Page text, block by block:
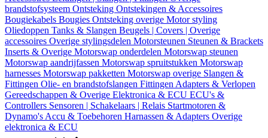
brandstofsysteem Ontsteking Ontstekingen & Accessoires
Bougiekabels Bougies Ontsteking overige Motor styling
Oliedoppen Tanks & Slangen Beugels | Covers | Overige
accessoires Overige stylingsdelen Motorsteunen Steunen & Brackets
Inserts & Overige Motorswap onderdelen Motorswap steunen
Motorswap aandrijfassen Motorswap spruitstukken Motorswap
harnesses Motorswap pakketten Motorswap overige Slangen &
Fittingen Olie- en brandstofslangen Fittingen Adapters & Verlopen
Gereedschappen & Overige Elektronica & ECU ECU's &
Controllers Sensoren | Schakelaars | Relais Startmotoren &
Dynamo's Accu & Toebehoren Harnassen & Adapters Overige
elektronica & ECU